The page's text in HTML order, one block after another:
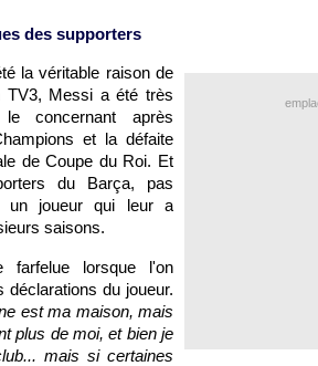
des supporters
la véritable raison de
TV3, Messi a été très
concernant après
et la défaite
de Coupe du Roi. Et
du Barça, pas
un joueur qui leur a
saisons.
farfelue lorsque l'on
déclarations du joueur.
est ma maison, mais
plus de moi, et bien je
mais si certaines